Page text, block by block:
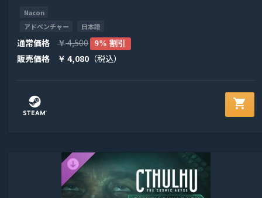
Nacon
アドベンチャー
日本語
通常価格 ￥4,500 9% 割引
販売価格 ￥ 4,080 （税込）
shopping_cart